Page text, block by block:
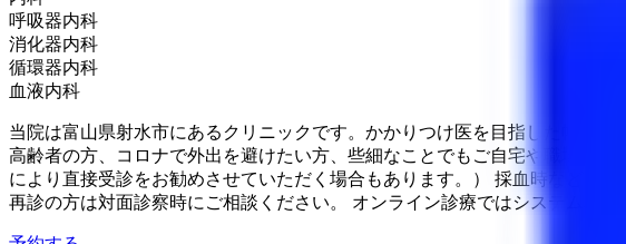
呼吸器内科
消化器内科
循環器内科
血液内科
当院は富山県射水市にあるクリニックです。かかりつけ医を目指した幅広
高齢者の方、コロナで外出を避けたい方、些細なことでもご自宅や職場か
により直接受診をお勧めさせていただく場合もあります。） 採血時などの
再診の方は対面診察時にご相談ください。 オンライン診療ではシステム利